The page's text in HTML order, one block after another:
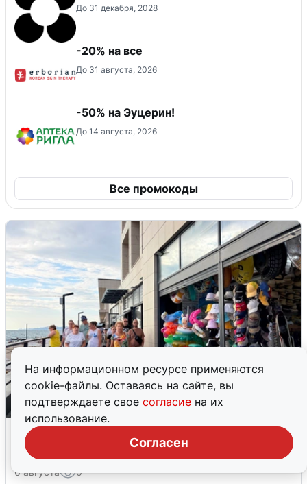
На информационном ресурсе применяются
cookie-файлы. Оставаясь на сайте, вы
подтверждаете свое согласие на их
использование.
Согласен
До 31 декабря, 2028
-20% на все
До 31 августа, 2026
-50% на Эуцерин!
До 14 августа, 2026
Все промокоды
В Сочи объявили угрозу атаки БПЛА и
закрыли пляжи
6 августа 0